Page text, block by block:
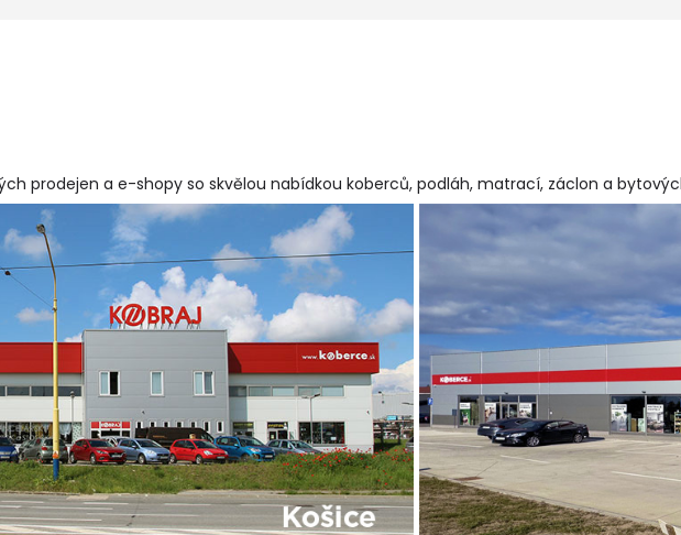
prodejen a e-shopy so skvělou nabídkou koberců, podláh, matrací, záclon a